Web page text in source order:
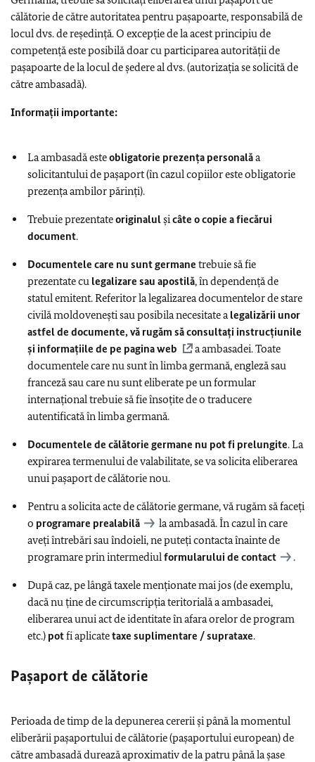
călătorie de către autoritatea pentru pașapoarte, responsabilă de
locul dvs. de reședință. O excepție de la acest principiu de
competenţă este posibilă doar cu participarea autorității de
pașapoarte de la locul de şedere al dvs. (autorizația se solicită de
către ambasadă).
Informaţii importante:
La ambasadă esteobligatorie prezenţa personalăa
solicitantului de paşaport (în cazul copiilor este obligatorie
prezenţa ambilor părinți).
Trebuie prezentateoriginalulșicâte o copie a fiecărui
document.
Documentele care nu sunt germane trebuie să fie
prezentate cu legalizare sau apostilă, în dependență de
statul emitent. Referitor la legalizarea documentelor de stare
civilă moldovenești sau posibila necesitate a legalizării unor
astfel de documente, vă rugăm să consultați instrucțiunile
și informațiile de pe pagina web
a ambasadei. Toate
documentele care nu sunt în limba germană, engleză sau
franceză sau care nu sunt eliberate pe un formular
internațional trebuie să fie însoțite de o traducere
autentificată în limba germană.
Documentele de călătorie germane nu pot fi prelungite. La
expirarea termenului de valabilitate, se va solicita eliberarea
unui paşaport de călătorie nou.
Pentru a solicita acte de călătorie germane, vă rugăm să faceți
o programare prealabilă
la ambasadă. În cazul în care
aveți întrebări sau îndoieli, ne puteți contacta înainte de
programare prin intermediul formularului de contact .
După caz, pe lângă taxele menţionate mai jos (de exemplu,
dacă nu ţine de circumscripţia teritorială a ambasadei,
eliberarea unui act de identitate în afara orelor de program
etc.) potfi aplicatetaxe suplimentare / suprataxe.
Pașaport de călătorie
Perioada de timp de la depunerea cererii şi până la momentul
eliberării pașaportului de călătorie (pașaportului european) de
către ambasadă durează aproximativ de la patru până la șase